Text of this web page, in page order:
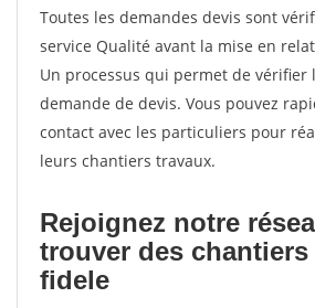
Toutes les demandes devis sont
service Qualité avant la mise en
Un processus qui permet de vérifier
demande de devis. Vous pouvez
contact avec les particuliers pour
leurs chantiers travaux.
Rejoignez notre
trouver des chantiers
fidele